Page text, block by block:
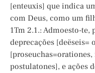
[enteuxis] que indica
com Deus, como um
1Tm 2.1.: Admoesto-te,
deprecações [deëseis=
postulatones], e ações